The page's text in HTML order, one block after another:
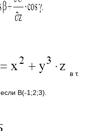
в т.
, если В(-1;2;3).